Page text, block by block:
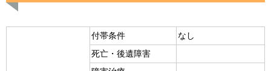
付帯条件
なし
死亡・後遺障害